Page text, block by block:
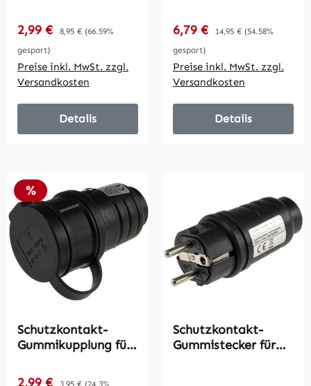
Wandhalterung,
Grün
Verkaufspreis:
2,99 € Regulärer Preis:
8,95 € (66.59%
gespart)
Preise inkl. MwSt. zzgl.
Versandkosten
Details
365x90mm, Blau
Verkaufspreis:
6,79 € Regulärer Preis:
14,95 € (54.58%
gespart)
Preise inkl. MwSt. zzgl.
Versandkosten
Details
Rabatt
%
Schutzkontakt-
Gummikupplung für
Schutzkappe,
Verkaufspreis:
2,99 € Regulärer Preis:
Schutzkontakt-
Gummistecker für